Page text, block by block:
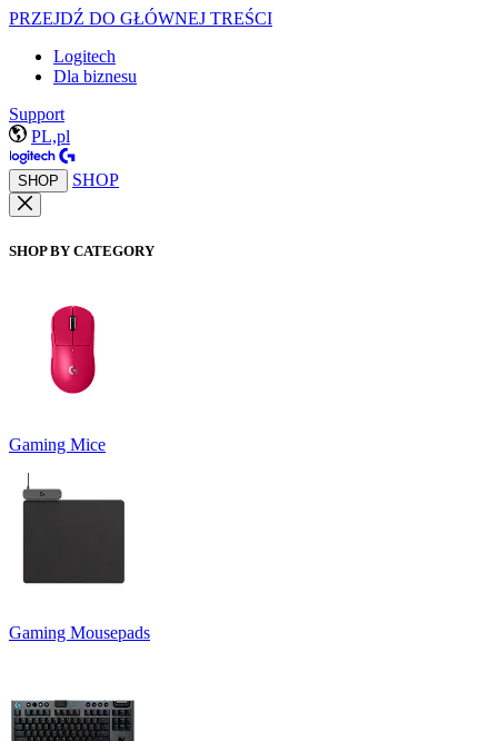
PRZEJDŹ DO GŁÓWNEJ TREŚCI
Logitech
Dla biznesu
Support
PL,pl
SHOP SHOP
SHOP BY CATEGORY
Gaming Mice
Gaming Mousepads